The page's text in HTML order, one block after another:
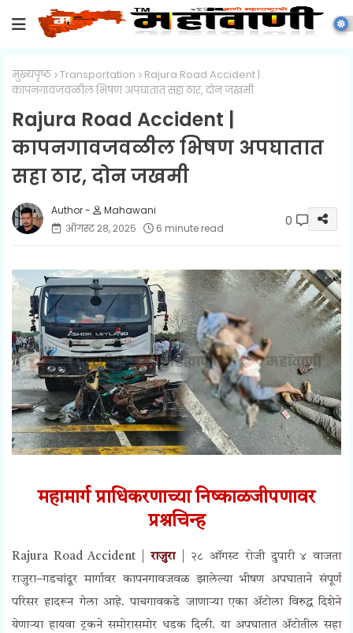
मुख्यपृष्ठ Transportation
Rajura Road Accident |
कापनगावजवळील भिषण अपघातात सहा ठार, दोन जखमी
Rajura Road Accident |
कापनगावजवळील भिषण अपघातात
सहा ठार, दोन जखमी
Mahawani
ऑगस्ट २८, २०२५
6 minute read 0
महामार्ग प्राधिकरणाच्या निष्काळजीपणावर
प्रश्नचिन्ह
Rajura Road Accident | राजुरा| २८ ऑगस्ट रोजी दुपारी ४ वाजता
राजुरा–गडचांदूर मार्गावर कापनगावजवळ झालेल्या भीषण अपघाताने संपूर्ण
परिसर हादरून गेला आहे. पाचगावकडे जाणाऱ्या एका ॲटोला विरुद्ध दिशेने
येणाऱ्या हायवा ट्रकने समोरासमोर धडक दिली. या अपघातात ॲटोतील सहा